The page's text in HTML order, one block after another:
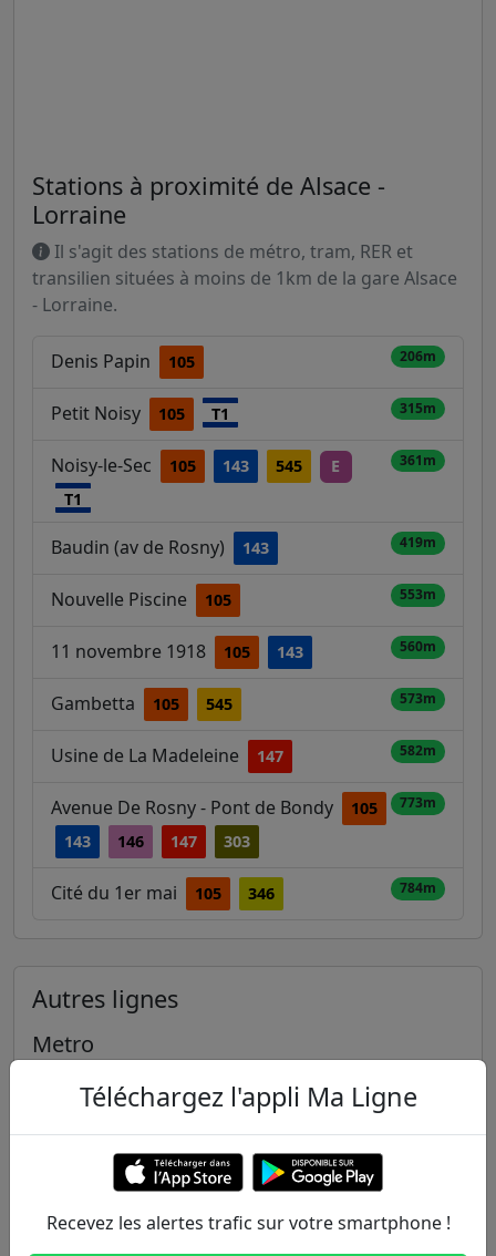
Stations à proximité de Alsace -
Lorraine
Il s'agit des stations de métro, tram, RER et
transilien situées à moins de 1km de la gare Alsace
- Lorraine.
Denis Papin 105 206m
Petit Noisy 105 T1 315m
Noisy-le-Sec 105 143 545
E
T1
361m
Baudin (av de Rosny) 143 419m
Nouvelle Piscine 105 553m
11 novembre 1918 105 143 560m
Gambetta 105 545 573m
Usine de La Madeleine 147 582m
Avenue De Rosny - Pont de Bondy
105
143
146 147 303
773m
Cité du 1er mai 105 346 784m
Autres lignes
Metro
2 3 3B 4
6 7 7B 8
9 10 11 12 13
Téléchargez l'appli Ma Ligne
Recevez les alertes trafic sur votre smartphone !